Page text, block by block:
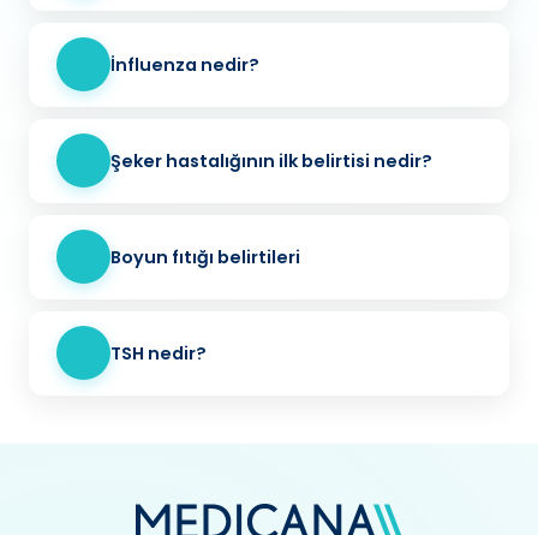
İnfluenza nedir?
Şeker hastalığının ilk belirtisi nedir?
Boyun fıtığı belirtileri
TSH nedir?